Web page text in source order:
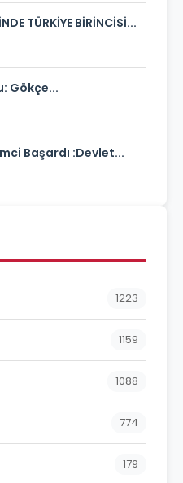
TÜRKİYE BİRİNCİSİ...
Gökçe...
Başardı :Devlet...
1223
1159
1088
774
179